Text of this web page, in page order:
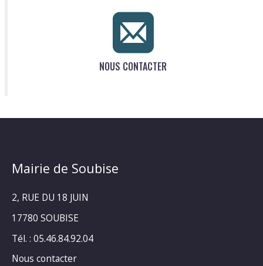
NOUS CONTACTER
Mairie de Soubise
2, RUE DU 18 JUIN
17780 SOUBISE
Tél. : 05.46.84.92.04
Nous contacter